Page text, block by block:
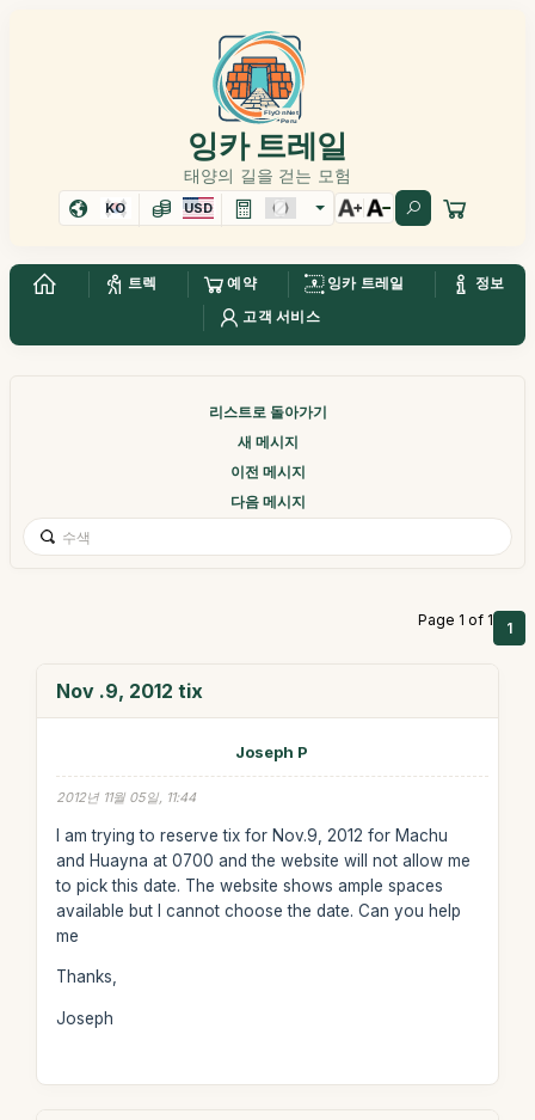
잉카 트레일
태양의 길을 걷는 모험
KO USD
트렉 예약 잉카 트레일
정보
고객 서비스
리스트로 돌아가기
새 메시지
이전 메시지
다음 메시지
Page 1 of 1 1
Nov .9, 2012 tix
Joseph P
2012년 11월 05일, 11:44
I am trying to reserve tix for Nov.9, 2012 for Machu
and Huayna at 0700 and the website will not allow me
to pick this date. The website shows ample spaces
available but I cannot choose the date. Can you help
me
Thanks,
Joseph